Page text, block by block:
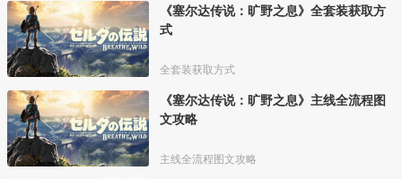
《塞尔达传说：旷野之息》全套装获取方
式
全套装获取方式
《塞尔达传说：旷野之息》主线全流程图
文攻略
主线全流程图文攻略